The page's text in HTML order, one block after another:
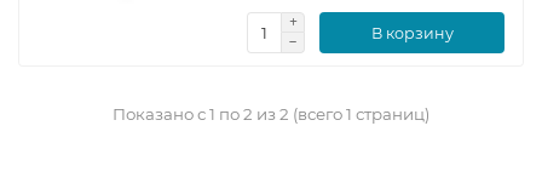
В корзину
Показано с 1 по 2 из 2 (всего 1 страниц)